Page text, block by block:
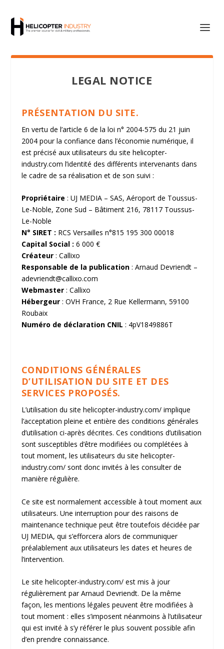
LEGAL NOTICE
PRÉSENTATION DU SITE.
En vertu de l’article 6 de la loi n° 2004-575 du 21 juin
2004 pour la confiance dans l’économie numérique, il
est précisé aux utilisateurs du site helicopter-
industry.com l’identité des différents intervenants dans
le cadre de sa réalisation et de son suivi :
Propriétaire : UJ MEDIA – SAS, Aéroport de Toussus-
Le-Noble, Zone Sud – Bâtiment 216, 78117 Toussus-
Le-Noble
N° SIRET : RCS Versailles n°815 195 300 00018
Capital Social : 6 000 €
Créateur: Callixo
Responsable de la publication: Arnaud Devriendt –
adevriendt@callixo.com
Webmaster: Callixo
Hébergeur: OVH France, 2 Rue Kellermann, 59100
Roubaix
Numéro de déclaration CNIL : 4pV1849886T
CONDITIONS GÉNÉRALES
D’UTILISATION DU SITE ET DES
SERVICES PROPOSÉS.
L’utilisation du site helicopter-industry.com/implique
l’acceptation pleine et entière des conditions générales
d’utilisation ci-après décrites. Ces conditions d’utilisation
sont susceptibles d’être modifiées ou complétées à
tout moment, les utilisateurs du site helicopter-
industry.com/sont donc invités à les consulter de
manière régulière.
Ce site est normalement accessible à tout moment aux
utilisateurs. Une interruption pour des raisons de
maintenance technique peut être toutefois décidée par
UJ MEDIA, qui s’efforcera alors de communiquer
préalablement aux utilisateurs les dates et heures de
l’intervention.
Le site helicopter-industry.com/est mis à jour
régulièrement par Arnaud Devriendt. De la même
façon, les mentions légales peuvent être modifiées à
tout moment : elles s’imposent néanmoins à l’utilisateur
qui est invité à s’y référer le plus souvent possible afin
d’en prendre connaissance.